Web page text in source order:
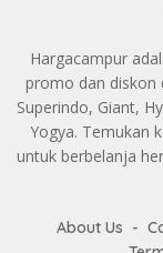
Hargacampur
promo dan diskon
Superindo, Giant,
Yogya. Temukan
untuk berbelanja
About Us